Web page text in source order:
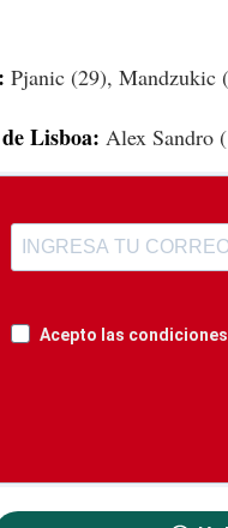
Pjanic (29), Mandzukic
Lisboa: Alex Sandro
Acepto las